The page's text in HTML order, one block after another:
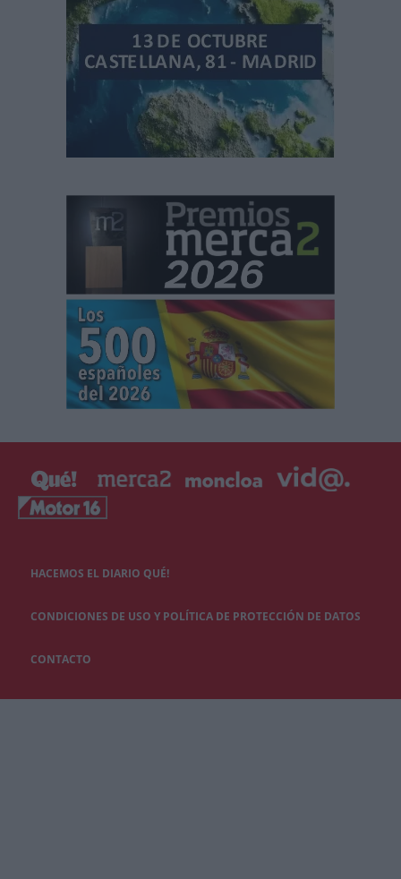
HACEMOS EL DIARIO QUÉ!
CONDICIONES DE USO Y POLÍTICA DE PROTECCIÓN DE DATOS
CONTACTO